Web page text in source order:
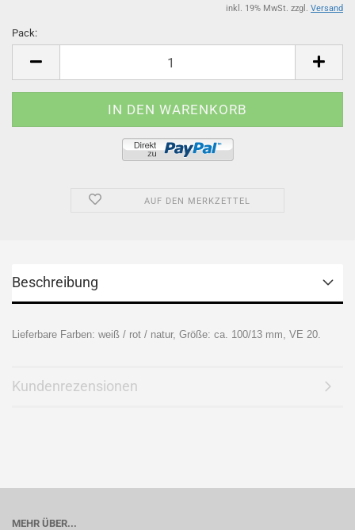
inkl. 19% MwSt. zzgl. Versand
Pack:
AUF DEN MERKZETTEL
Beschreibung
Lieferbare Farben: weiß / rot / natur, Größe: ca. 100/13 mm, VE 20.
Kundenrezensionen
MEHR ÜBER...